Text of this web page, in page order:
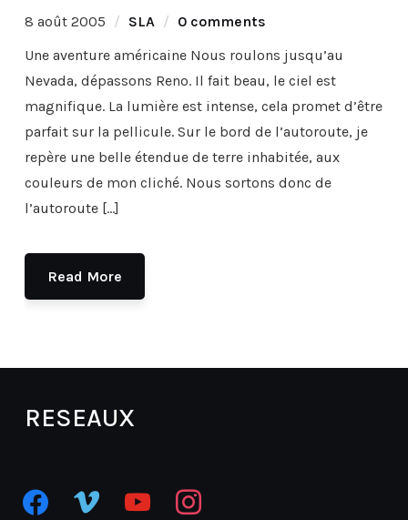
8 août 2005 SLA
0 comments
Une aventure américaine Nous roulons jusqu’au
Nevada, dépassons Reno. Il fait beau, le ciel est
magnifique. La lumière est intense, cela promet d’être
parfait sur la pellicule. Sur le bord de l’autoroute, je
repère une belle étendue de terre inhabitée, aux
couleurs de mon cliché. Nous sortons donc de
l’autoroute […]
Read More
RESEAUX
facebookvimeo youtube instagram